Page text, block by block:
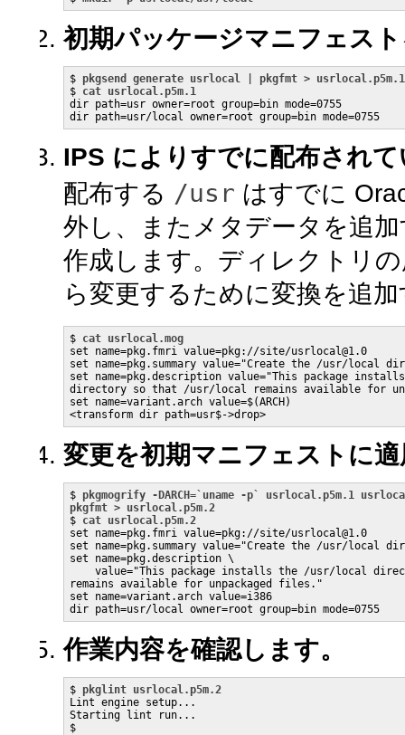
初期パッケージマニフェス
$ pkgsend generate usrlocal | pkgfmt > usrlocal.p5m.1
$ cat usrlocal.p5m.1
dir path=usr owner=root group=bin mode=0755
dir path=usr/local owner=root group=bin mode=0755
IPS によりすでに配布され
配布する /usr はすでに
外し、またメタデータを追
作成します。ディレクトリ
ら変更するために変換を追
$ cat usrlocal.mog
set name=pkg.fmri value=pkg://site/usrlocal@1.0
set name=pkg.summary value="Create the /usr/local
set name=pkg.description value="This package
directory so that /usr/local remains available for
set name=variant.arch value=$(ARCH)
<transform dir path=usr$->drop>
変更を初期マニフェストに
$ pkgmogrify -DARCH=`uname -p` usrlocal.p5m.1
pkgfmt > usrlocal.p5m.2
$ cat usrlocal.p5m.2
set name=pkg.fmri value=pkg://site/usrlocal@1.0
set name=pkg.summary value="Create the /usr/local
set name=pkg.description \
value="This package installs the /usr/local
remains available for unpackaged files."
set name=variant.arch value=i386
dir path=usr/local owner=root group=bin mode=0755
作業内容を確認します。
$ pkglint usrlocal.p5m.2
Lint engine setup...
Starting lint run...
$